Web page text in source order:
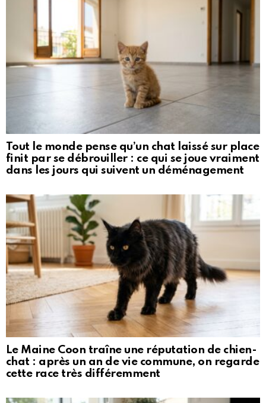
Tout le monde pense qu’un chat laissé sur place
finit par se débrouiller : ce qui se joue vraiment
dans les jours qui suivent un déménagement
Le Maine Coon traîne une réputation de chien-
chat : après un an de vie commune, on regarde
cette race très différemment